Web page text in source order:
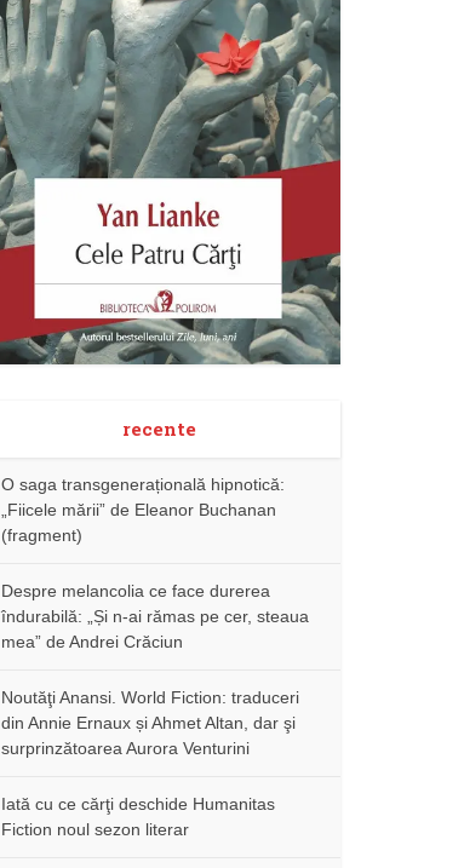
recente
O saga transgenerațională hipnotică:
„Fiicele mării” de Eleanor Buchanan
(fragment)
Despre melancolia ce face durerea
îndurabilă: „Și n-ai rămas pe cer, steaua
mea” de Andrei Crăciun
Noutăţi Anansi. World Fiction: traduceri
din Annie Ernaux și Ahmet Altan, dar şi
surprinzătoarea Aurora Venturini
Iată cu ce cărţi deschide Humanitas
Fiction noul sezon literar